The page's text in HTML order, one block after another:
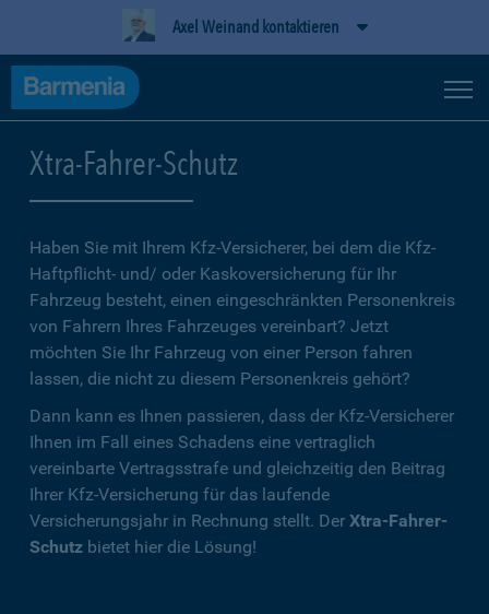
Axel Weinand kontaktieren
Xtra-Fahrer-Schutz
Haben Sie mit Ihrem Kfz-Versicherer, bei dem die Kfz-
Haftpflicht- und/ oder Kaskoversicherung für Ihr
Fahrzeug besteht, einen eingeschränkten Personenkreis
von Fahrern Ihres Fahrzeuges vereinbart? Jetzt
möchten Sie Ihr Fahrzeug von einer Person fahren
lassen, die nicht zu diesem Personenkreis gehört?
Dann kann es Ihnen passieren, dass der Kfz-Versicherer
Ihnen im Fall eines Schadens eine vertraglich
vereinbarte Vertragsstrafe und gleichzeitig den Beitrag
Ihrer Kfz-Versicherung für das laufende
Versicherungsjahr in Rechnung stellt. Der Xtra-Fahrer-
Schutz bietet hier die Lösung!